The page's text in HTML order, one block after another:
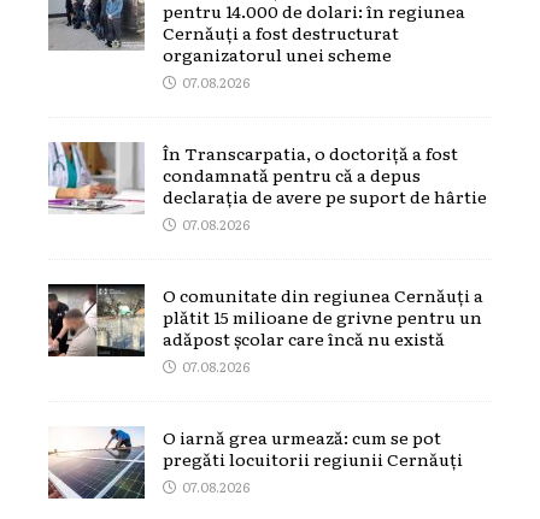
pentru 14.000 de dolari: în regiunea
Cernăuți a fost destructurat
organizatorul unei scheme
07.08.2026
În Transcarpatia, o doctoriță a fost
condamnată pentru că a depus
declarația de avere pe suport de hârtie
07.08.2026
O comunitate din regiunea Cernăuți a
plătit 15 milioane de grivne pentru un
adăpost școlar care încă nu există
07.08.2026
O iarnă grea urmează: cum se pot
pregăti locuitorii regiunii Cernăuți
07.08.2026